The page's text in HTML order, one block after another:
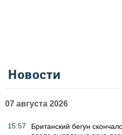
Новости
07 августа 2026
15:57
Британский бегун